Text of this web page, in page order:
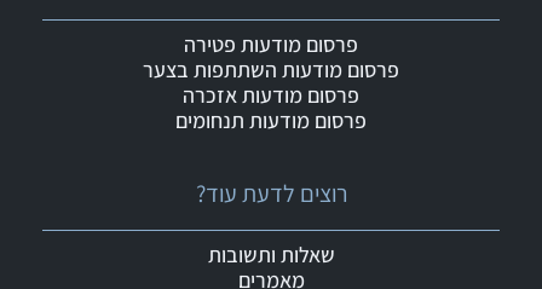
רוצים לדעת עוד?
שאלות ותשובות
מאמרים
פרסום מודעות פטירה
פרסום מודעות השתתפות בצער
פרסום מודעות אזכרה
פרסום מודעות תנחומים